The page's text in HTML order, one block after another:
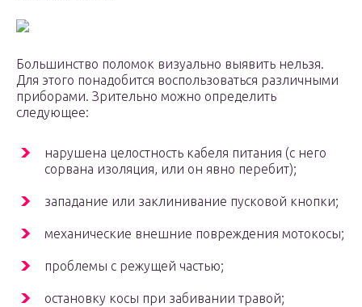
Большинство поломок визуально выявить нельзя.
Для этого понадобится воспользоваться различными
приборами. Зрительно можно определить
следующее:
нарушена целостность кабеля питания (с него
сорвана изоляция, или он явно перебит);
западание или заклинивание пусковой кнопки;
механические внешние повреждения мотокосы;
проблемы с режущей частью;
остановку косы при забивании травой;